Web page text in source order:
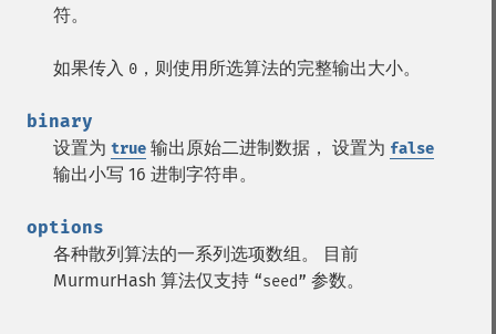
符。
如果传入 0 ，则使用所选算法的完整输出大小。
binary
设置为 true 输出原始二进制数据， 设置为 false
输出小写 16 进制字符串。
options
各种散列算法的一系列选项数组。 目前
MurmurHash 算法仅支持 “seed” 参数。